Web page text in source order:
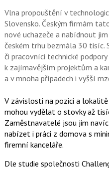
Vlna propouštění v
Slovensko. Českým firmám
nové uchazeče a nabídnout
českém trhu bezmála 30
či pracovníci technické
k zajímavějším projektům a
a v mnoha případech i vyšší
V závislosti na pozici a
mohou vydělat o stovky až
Zaměstnavatelé jsou jim
nabízet i práci z domova s
firemní kanceláře.
Dle studie společnosti